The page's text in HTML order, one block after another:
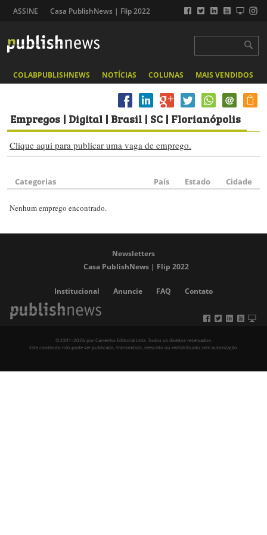
ASSINE Casa PublishNews | Flip 2022
COLABPUBLISHNEWS NOTÍCIAS COLUNAS MAIS VENDIDOS
Empregos | Digital | Brasil | SC | Florianópolis
Clique aqui para publicar uma vaga de emprego.
Categorias País Estado Cidade
Nenhum emprego encontrado.
Newsletters
Casa PublishNews | Flip 2022
Institucional Anuncie FAQ Contato
©2001-2026 por Carrenho Editorial Ltda. Todos os direitos reservados.
Este conteúdo não pode ser publicado, transmitido, reescrito ou redistribuído sem autorização.